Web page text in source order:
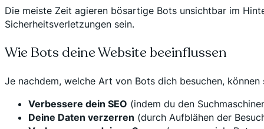
Die meiste Zeit agieren bösartige Bots unsichtbar im
Sicherheitsverletzungen sein.
Wie Bots deine Website beeinflussen
Je nachdem, welche Art von Bots dich besuchen, können
Verbessere dein SEO (indem du den
Deine Daten verzerren (durch Aufblähen der